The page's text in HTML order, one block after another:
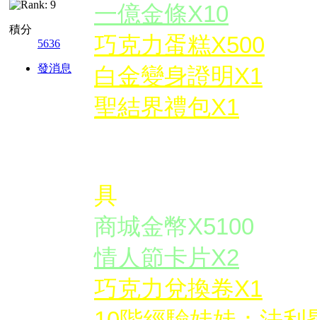
積分
5636
發消息
一億金條X10
巧克力蛋糕X500
白金變身證明X1
聖結界禮包X1
具
商城金幣X5100
情人節卡片X2
巧克力兌換卷X1